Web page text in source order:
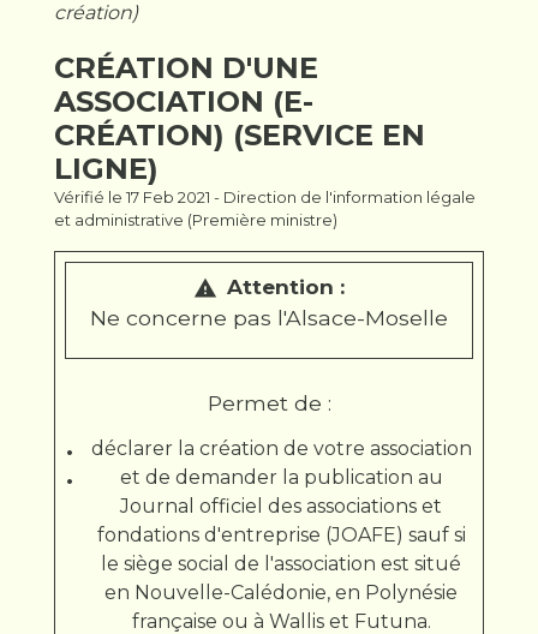
création)
CRÉATION D'UNE
ASSOCIATION (E-
CRÉATION) (SERVICE EN
LIGNE)
Vérifié le 17 Feb 2021 - Direction de l'information légale
et administrative (Première ministre)
warning Attention :
Ne concerne pas l'Alsace-Moselle
Permet de :
déclarer la création de votre association
et de demander la publication au
Journal officiel des associations et
fondations d'entreprise (JOAFE) sauf si
le siège social de l'association est situé
en Nouvelle-Calédonie, en Polynésie
française ou à Wallis et Futuna.